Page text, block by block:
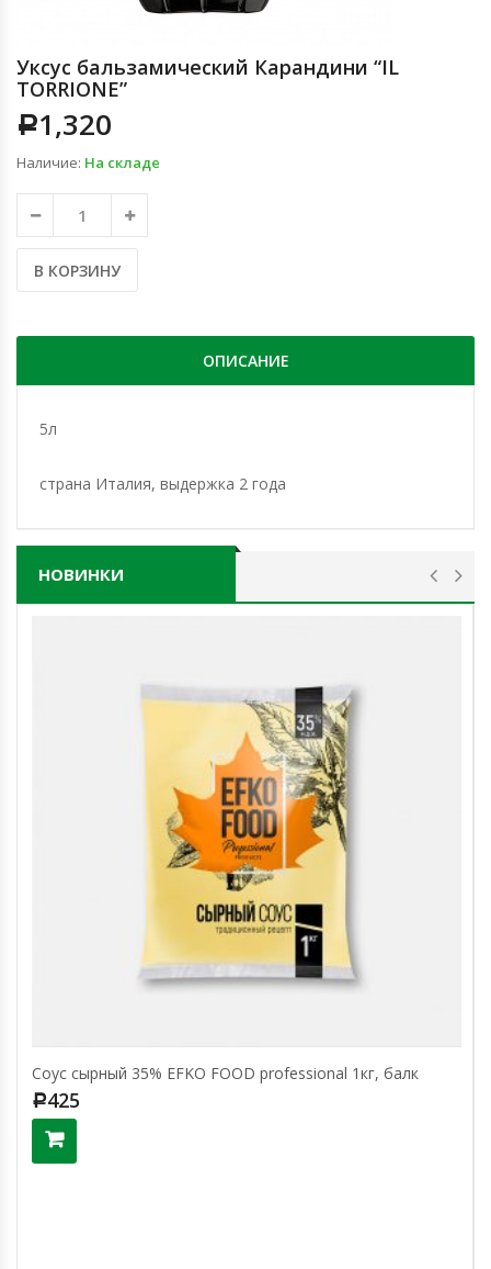
Уксус бальзамический Карандини “IL
TORRIONE”
Р1,320
Наличие: На складе
В КОРЗИНУ
ОПИСАНИЕ
5л
страна Италия, выдержка 2 года
НОВИНКИ
Соус сырный 35% EFKO FOOD professional 1кг, балк
Р425